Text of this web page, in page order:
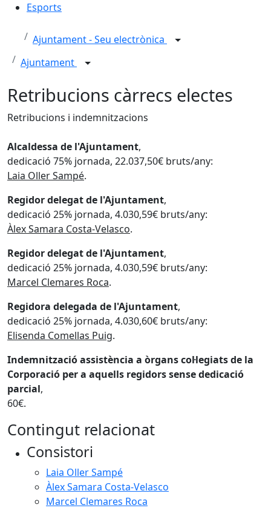
Esports
Ajuntament - Seu electrònica
Ajuntament
Retribucions càrrecs electes
Retribucions i indemnitzacions
Alcaldessa de l'Ajuntament,
dedicació 75% jornada, 22.037,50€ bruts/any:
Laia Oller Sampé.
Regidor delegat de l'Ajuntament,
dedicació 25% jornada, 4.030,59€ bruts/any:
Àlex Samara Costa-Velasco.
Regidor delegat de l'Ajuntament,
dedicació 25% jornada, 4.030,59€ bruts/any:
Marcel Clemares Roca.
Regidora delegada de l'Ajuntament,
dedicació 25% jornada, 4.030,60€ bruts/any:
Elisenda Comellas Puig.
Indemnització assistència a òrgans col·legiats de la
Corporació per a aquells regidors sense dedicació
parcial,
60€.
Contingut relacionat
Consistori
Laia Oller Sampé
Àlex Samara Costa-Velasco
Marcel Clemares Roca